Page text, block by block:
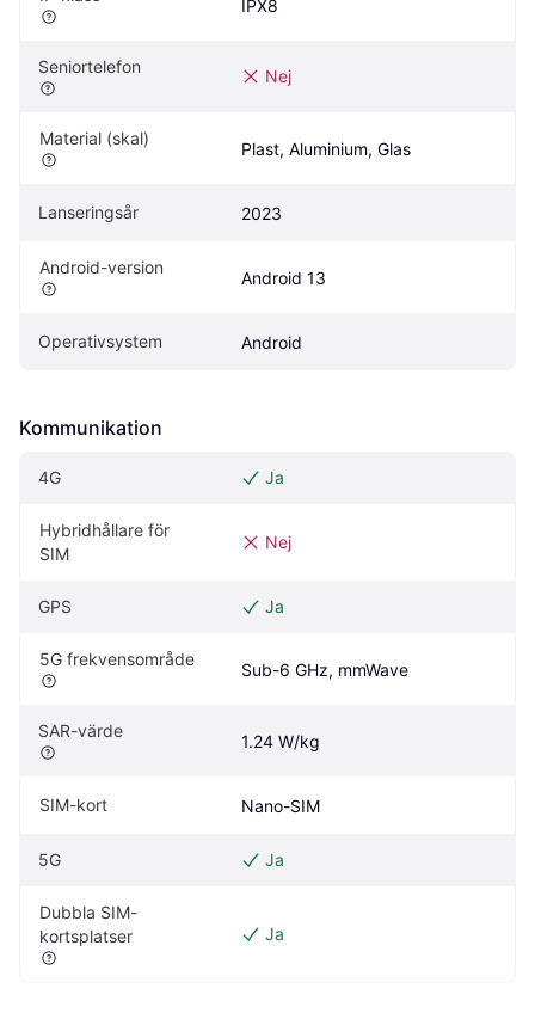
IPX8
Seniortelefon Nej
Material (skal)
Plast, Aluminium, Glas
Lanseringsår 2023
Android-version
Android 13
Operativsystem Android
Kommunikation
4G Ja
Hybridhållare för
SIM
Nej
GPS Ja
5G frekvensområde
Sub-6 GHz, mmWave
SAR-värde
1.24 W/kg
SIM-kort Nano-SIM
5G Ja
Dubbla SIM-
kortsplatser
Ja